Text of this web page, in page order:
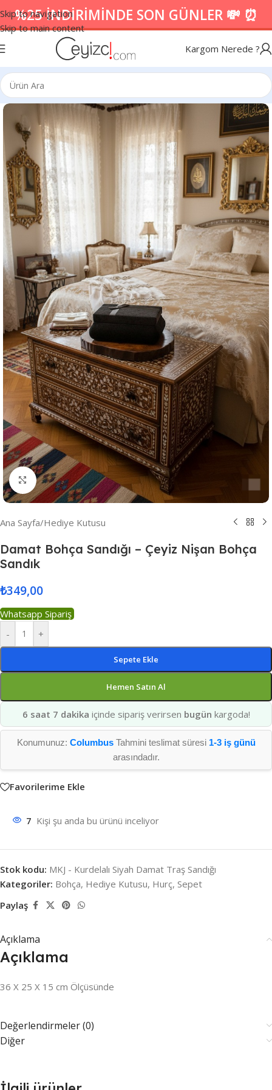
Skip to navigation
Skip to main content
%25 İNDİRİMİNDE SON GÜNLER 💸 ⏰
Kargom Nerede ?
Resmi Büyüt
Ana Sayfa/Hediye Kutusu
Damat Bohça Sandığı – Çeyiz Nişan Bohça
Sandık
₺349,00
Whatsapp Sipariş
-
+
Sepete Ekle
Hemen Satın Al
6 saat 7 dakika içinde sipariş verirsen bugün kargoda!
Konumunuz: ColumbusTahmini teslimat süresi 1-3 iş günü
arasındadır.
Favorilerime Ekle
7 Kişi şu anda bu ürünü inceliyor
Stok kodu: MKJ - Kurdelalı Siyah Damat Traş Sandığı
Kategoriler: Bohça, Hediye Kutusu, Hurç, Sepet
Paylaş
Açıklama
Açıklama
36 X 25 X 15 cm Ölçüsünde
Değerlendirmeler (0)
Diğer